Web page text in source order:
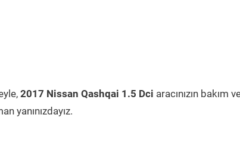
2017 Nissan Qashqai 1.5 Dci aracınızın bakım
yanınızdayız.